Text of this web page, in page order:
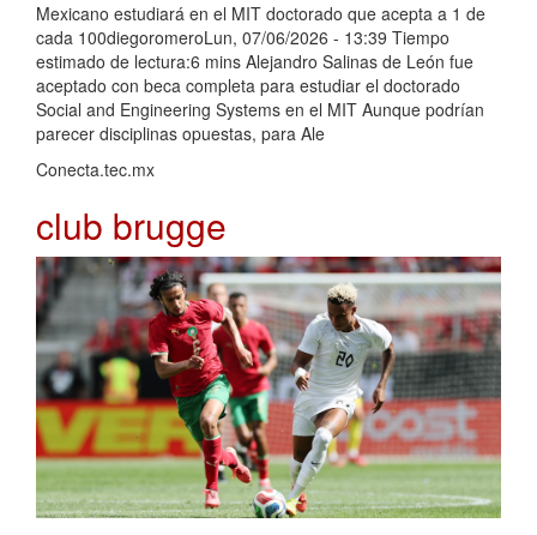
Mexicano estudiará en el MIT doctorado que acepta a 1 de
cada 100diegoromeroLun, 07/06/2026 - 13:39 Tiempo
estimado de lectura:6 mins Alejandro Salinas de León fue
aceptado con beca completa para estudiar el doctorado
Social and Engineering Systems en el MIT Aunque podrían
parecer disciplinas opuestas, para Ale
Conecta.tec.mx
club brugge